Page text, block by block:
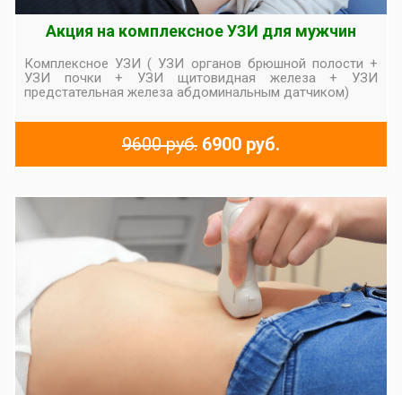
Акция на комплексное УЗИ для мужчин
Комплексное УЗИ ( УЗИ органов брюшной полости +
УЗИ почки + УЗИ щитовидная железа + УЗИ
предстательная железа абдоминальным датчиком)
9600 руб. 6900 руб.